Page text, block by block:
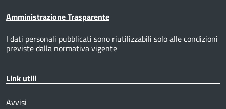
Amministrazione Trasparente
I dati personali pubblicati sono riutilizzabili solo alle condizioni
previste dalla normativa vigente
Link utili
Avvisi